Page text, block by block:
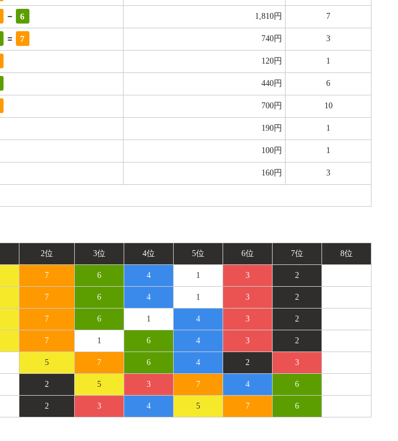
- 6 1,810円 7
= 7 740円 3
120円 1
440円 6
700円 10
190円 1
100円 1
160円 3
2位 3位 4位 5位 6位 7位 8位
7 6 4 1 3 2
7 6 4 1 3 2
7 6 1 4 3 2
7 1 6 4 3 2
5 7 6 4 2 3
2 5 3 7 4 6
2 3 4 5 7 6